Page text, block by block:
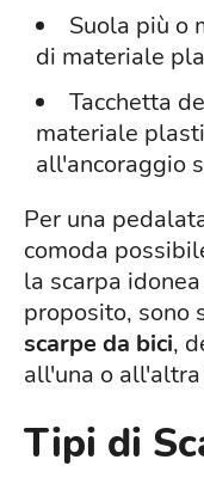
Suola più o
di materiale
Tacchetta
materiale
all'ancoraggio
Per una
comoda
la scarpa
proposito, sono
scarpe da bici,
all'una o
Tipi di